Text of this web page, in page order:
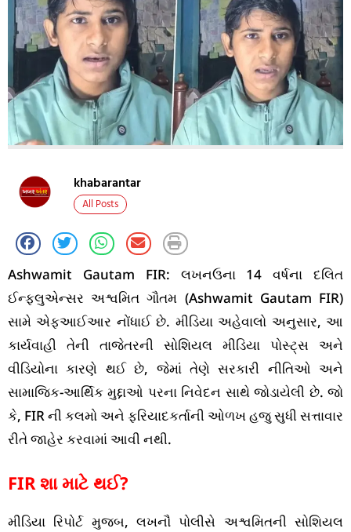
khabarantar
All Posts
Ashwamit Gautam FIR: લખનઉના 14 વર્ષના દલિત
ઈન્ફ્લુએન્સર અશ્વમિત ગૌતમ (Ashwamit Gautam FIR)
સામે એફઆઈઆર નોંધાઈ છે. મીડિયા અહેવાલો અનુસાર, આ
કાર્યવાહી તેની તાજેતરની સોશિયલ મીડિયા પોસ્ટ્સ અને
વીડિયોના કારણે થઈ છે, જેમાં તેણે સરકારી નીતિઓ અને
સામાજિક-આર્થિક મુદ્દાઓ પરના નિવેદન સાથે જોડાયેલી છે. જો
કે, FIR ની કલમો અને ફરિયાદકર્તાની ઓળખ હજુ સુધી સત્તાવાર
રીતે જાહેર કરવામાં આવી નથી.
FIR શા માટે થઈ?
મીડિયા રિપોર્ટ મુજબ, લખનૌ પોલીસે અશ્વમિતની સોશિયલ